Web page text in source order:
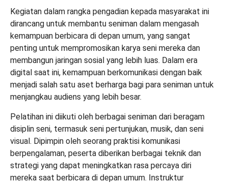
Kegiatan dalam rangka pengadian kepada masyarakat ini
dirancang untuk membantu seniman dalam mengasah
kemampuan berbicara di depan umum, yang sangat
penting untuk mempromosikan karya seni mereka dan
membangun jaringan sosial yang lebih luas. Dalam era
digital saat ini, kemampuan berkomunikasi dengan baik
menjadi salah satu aset berharga bagi para seniman untuk
menjangkau audiens yang lebih besar.
Pelatihan ini diikuti oleh berbagai seniman dari beragam
disiplin seni, termasuk seni pertunjukan, musik, dan seni
visual. Dipimpin oleh seorang praktisi komunikasi
berpengalaman, peserta diberikan berbagai teknik dan
strategi yang dapat meningkatkan rasa percaya diri
mereka saat berbicara di depan umum. Instruktur